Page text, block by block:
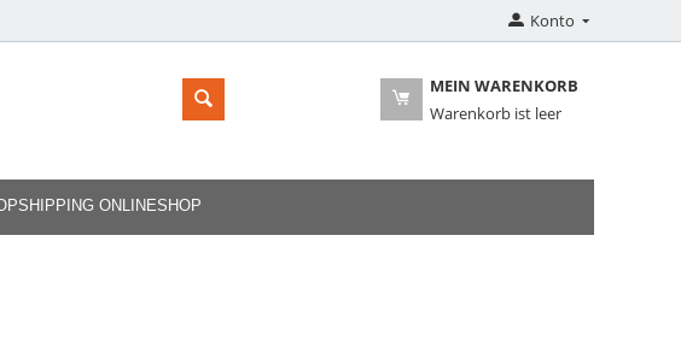
Konto
MEIN WARENKORB
Warenkorb ist leer
ONLINESHOP